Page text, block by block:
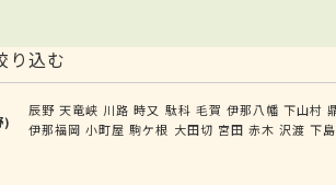
り込む
)
辰野 天竜峡 川路 時又 駄科 毛賀 伊那八幡 下山村
伊那福岡 小町屋 駒ケ根 大田切 宮田 赤木 沢渡 下島